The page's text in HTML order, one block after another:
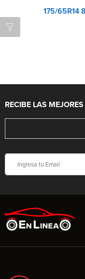
175/65R14
RECIBE LAS